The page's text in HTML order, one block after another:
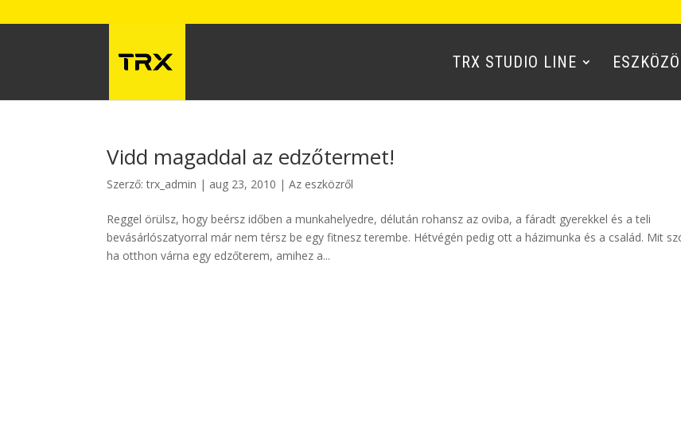
TRX STUDIO LINE
Vidd magaddal az edzőtermet!
Szerző:trx_admin | aug 23, 2010 |Az eszközről
Reggel örülsz, hogy beérsz időben a munkahelyedre, délután rohansz az oviba, a fáradt gyerekkel és a teli
bevásárlószatyorral már nem térsz be egy fitnesz terembe. Hétvégén pedig ott a házimunka és a család. Mit
ha otthon várna egy edzőterem, amihez a...